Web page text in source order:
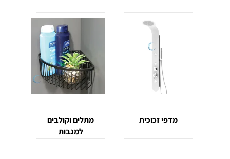
מדפי זכוכית
מתלים וקולבים
למגבות